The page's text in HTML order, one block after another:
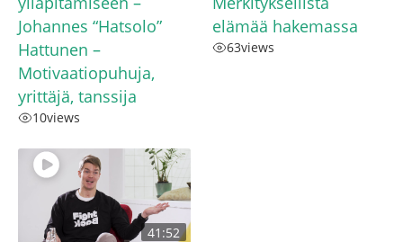
Johannes “Hatsolo”
Hattunen –
Motivaatiopuhuja,
yrittäjä, tanssija
10views
elämää hakemassa
63views
41:52